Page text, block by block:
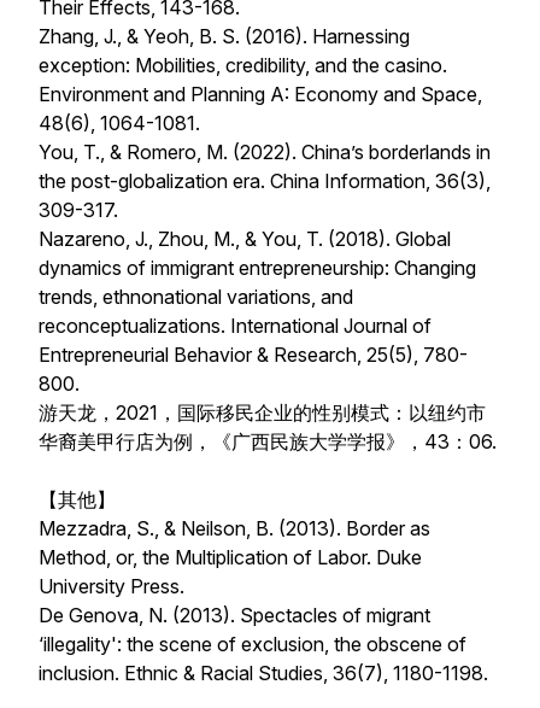
Their Effects, 143-168.
Zhang, J., & Yeoh, B. S. (2016). Harnessing
exception: Mobilities, credibility, and the casino.
Environment and Planning A: Economy and Space,
48(6), 1064-1081.
You, T., & Romero, M. (2022). China’s borderlands in
the post-globalization era. China Information, 36(3),
309-317.
Nazareno, J., Zhou, M., & You, T. (2018). Global
dynamics of immigrant entrepreneurship: Changing
trends, ethnonational variations, and
reconceptualizations. International Journal of
Entrepreneurial Behavior & Research, 25(5), 780-
800.
游天龙，2021，国际移民企业的性别模式：以纽约市
华裔美甲行店为例，《广西民族大学学报》，43：06.
【其他】
Mezzadra, S., & Neilson, B. (2013). Border as
Method, or, the Multiplication of Labor. Duke
University Press.
De Genova, N. (2013). Spectacles of migrant
‘illegality': the scene of exclusion, the obscene of
inclusion. Ethnic & Racial Studies, 36(7), 1180-1198.